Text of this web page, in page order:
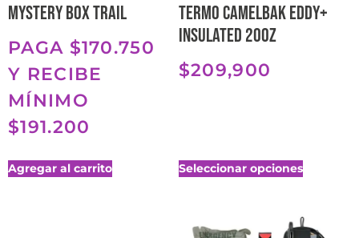
Mystery Box Trail
PAGA $170.750
Y RECIBE
MÍNIMO
$191.200
Agregar al carrito
Termo Camelbak Eddy+
Insulated 20Oz
$209,900
Seleccionar opciones